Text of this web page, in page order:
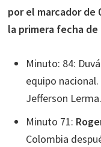
por el marcador de
la primera fecha de
Minuto: 84:
equipo
Jefferson Lerma.
Minuto 71:
Colombia